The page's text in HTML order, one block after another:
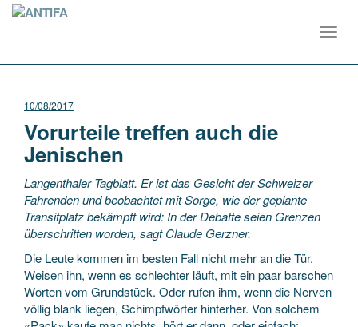
10/08/2017
Vorurteile treffen auch die
Jenischen
Langenthaler Tagblatt. Er ist das Gesicht der Schweizer
Fahrenden und beobachtet mit Sorge, wie der geplante
Transitplatz bekämpft wird: In der Debatte seien Grenzen
überschritten worden, sagt Claude Gerzner.
Die Leute kommen im besten Fall nicht mehr an die Tür.
Weisen ihn, wenn es schlechter läuft, mit ein paar barschen
Worten vom Grundstück. Oder rufen ihm, wenn die Nerven
völlig blank liegen, Schimpfwörter hinterher. Von solchem